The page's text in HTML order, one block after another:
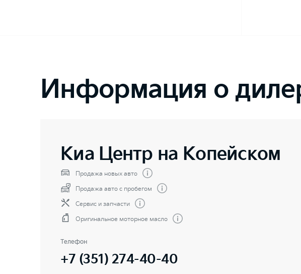
Информация о
Киа Центр на Копейском
Продажа новых авто
Продажа авто с пробегом
Сервис и запчасти
Оригинальное моторное масло
Телефон
+7 (351) 274-40-40